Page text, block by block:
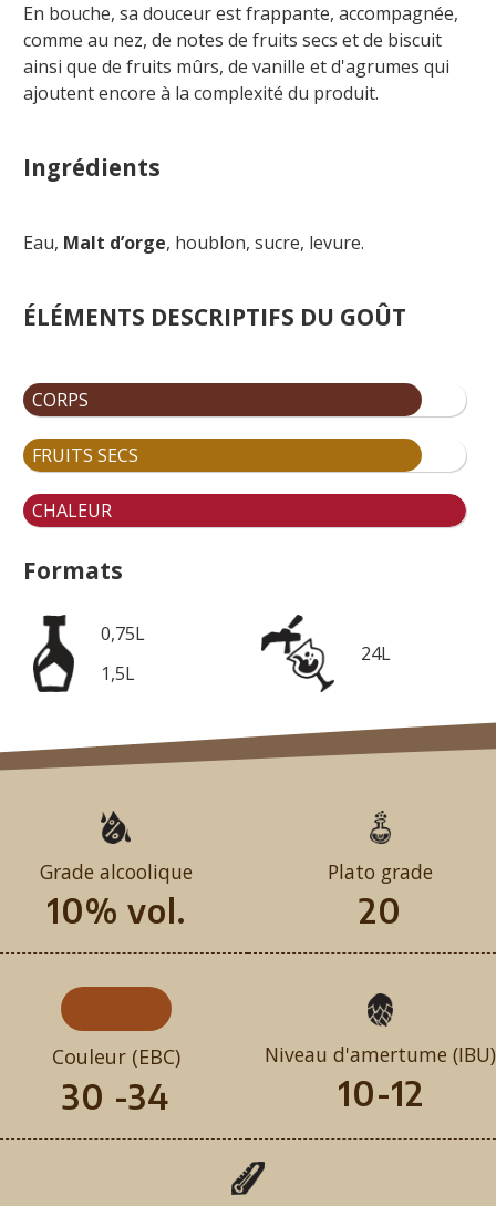
En bouche, sa douceur est frappante, accompagnée,
comme au nez, de notes de fruits secs et de biscuit
ainsi que de fruits mûrs, de vanille et d'agrumes qui
ajoutent encore à la complexité du produit.
Ingrédients
Eau, Malt d’orge, houblon, sucre, levure.
ÉLÉMENTS DESCRIPTIFS DU GOÛT
CORPS
FRUITS SECS
CHALEUR
Formats
0,75L
1,5L
24L
Grade alcoolique
10% vol.
Plato grade
20
Couleur (EBC)
30 -34
Niveau d'amertume (IBU)
10-12